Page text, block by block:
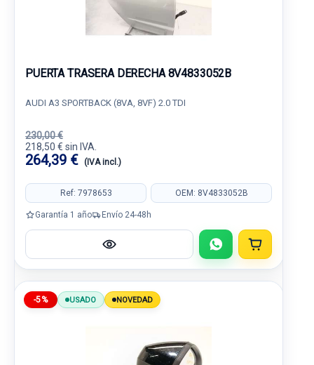
PUERTA TRASERA DERECHA 8V4833052B
AUDI A3 SPORTBACK (8VA, 8VF) 2.0 TDI
230,00 €
218,50 € sin IVA.
264,39 € (IVA incl.)
Ref: 7978653 OEM: 8V4833052B
Garantía 1 año Envío 24-48h
-5% USADO NOVEDAD